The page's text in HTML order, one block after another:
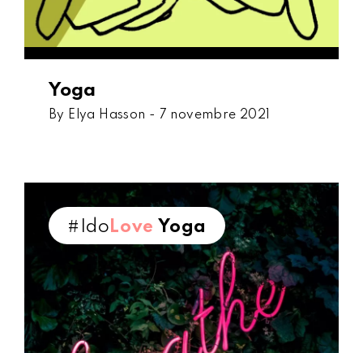
Yoga
By Elya Hasson - 7 novembre 2021
#IdoLove Yoga